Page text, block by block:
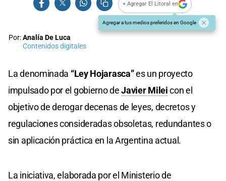
+ Agregar El Litoral en
Agregar a tus medios preferidos en Google
Por:Analía De Luca
Contenidos digitales
La denominada “Ley Hojarasca”es un proyecto
impulsado por el gobierno deJavier Mileicon el
objetivo de derogar decenas de leyes, decretos y
regulaciones consideradas obsoletas, redundantes o
sin aplicación práctica en la Argentina actual.
La iniciativa, elaborada por el Ministerio de